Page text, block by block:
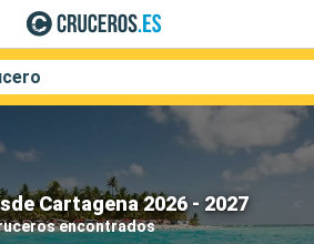
Cartagena 2026 - 2027
encontrados